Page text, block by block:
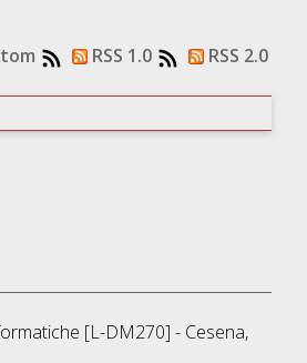
RSS 1.0 RSS 2.0
[L-DM270] - Cesena,